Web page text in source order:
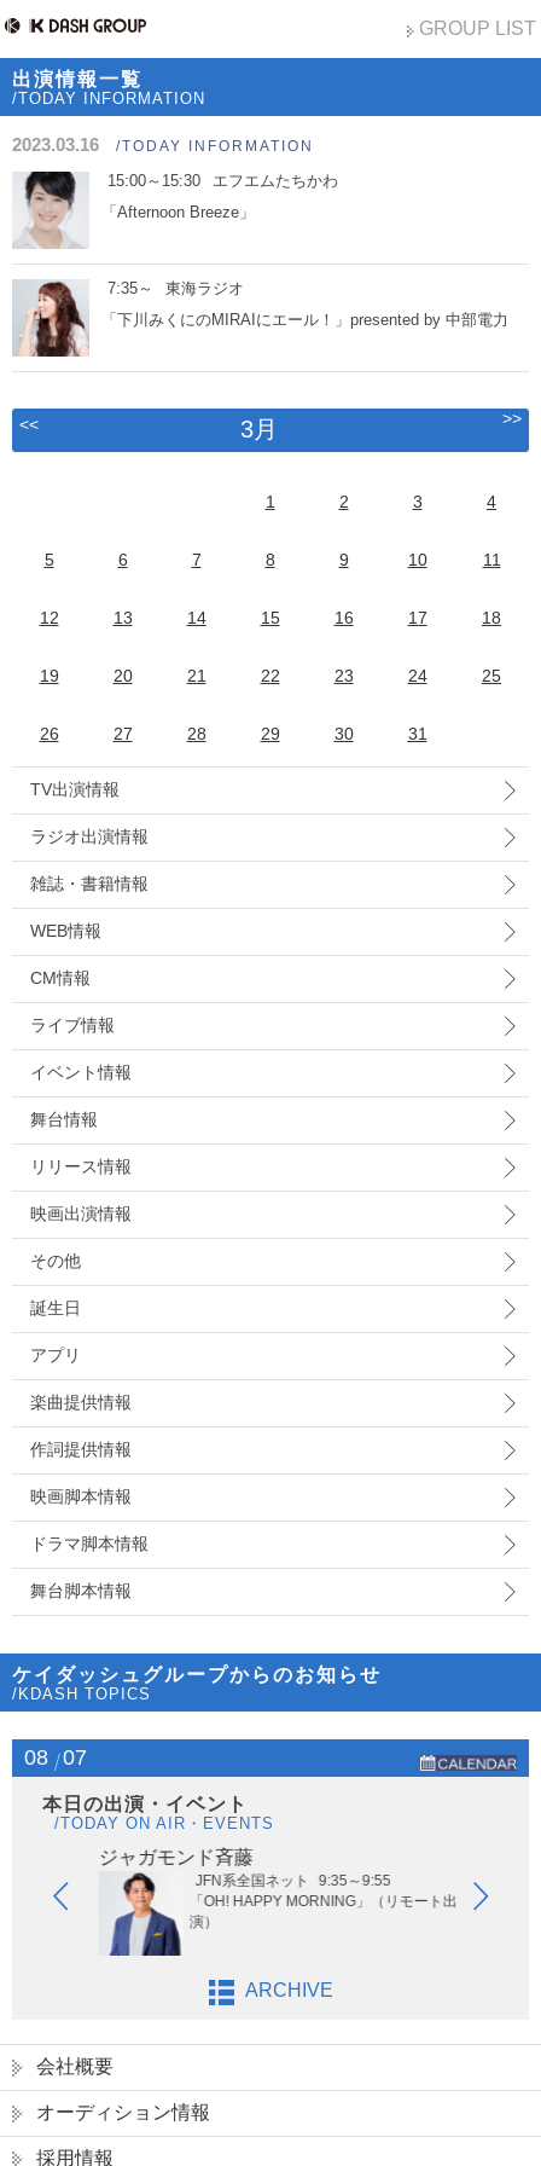
GROUP LIST
出演情報一覧
/TODAY INFORMATION
2023.03.16 /TODAY INFORMATION
15:00～15:30
エフエムたちかわ
「Afternoon Breeze」
7:35～
東海ラジオ
「下川みくにのMIRAIにエール！」presented by 中部電力
<< 3月 >>
1 2 3 4
5 6 7 8 9 10 11
12 13 14 15 16 17 18
19 20 21 22 23 24 25
26 27 28 29 30 31
TV出演情報
ラジオ出演情報
雑誌・書籍情報
WEB情報
CM情報
ライブ情報
イベント情報
舞台情報
リリース情報
映画出演情報
その他
誕生日
アプリ
楽曲提供情報
作詞提供情報
映画脚本情報
ドラマ脚本情報
舞台脚本情報
ケイダッシュグループからのお知らせ
/KDASH TOPICS
08 07
本日の出演・イベント
/TODAY ON AIR・EVENTS
ジャガモンド斉藤
JFN系全国ネット 9:35～9:55
「OH! HAPPY MORNING」（リモート出
演）
ARCHIVE
会社概要
オーディション情報
採用情報